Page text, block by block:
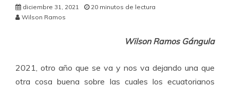
diciembre 31, 2021
20 minutos de lectura
Wilson Ramos
Wilson Ramos Gángula
2021, otro año que se va y nos va dejando una que
otra cosa buena sobre las cuales los ecuatorianos